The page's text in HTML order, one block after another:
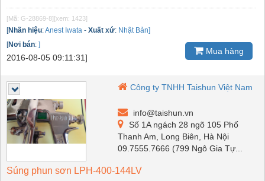
[Mã: G-28869-8] [xem: 1423]
[Nhãn hiệu:Anest Iwata - Xuất xứ: Nhật Bản]
[Nơi bán: ]
2016-08-05 09:11:31]
Mua hàng
Công ty TNHH Taishun Việt Nam
info@taishun.vn
Số 1A ngách 28 ngõ 105 Phố
Thanh Am, Long Biên, Hà Nội
09.7555.7666 (799 Ngô Gia Tự...
Súng phun sơn LPH-400-144LV